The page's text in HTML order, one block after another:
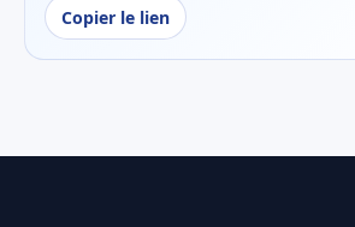
Copier le lien